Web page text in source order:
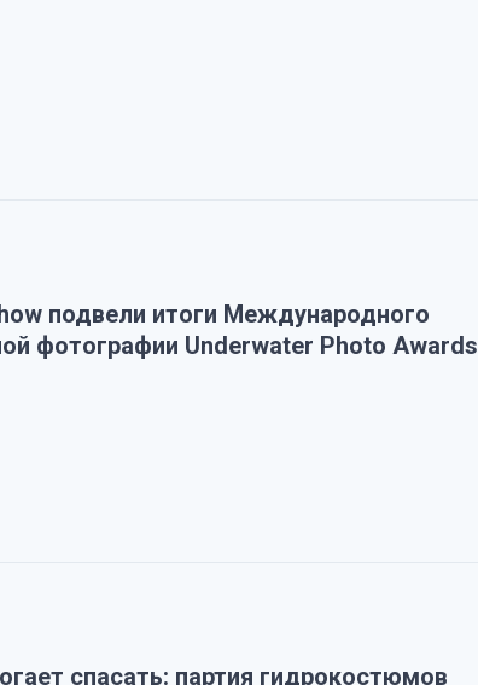
подвели итоги Международного
фотографии Underwater Photo Awards
спасать: партия гидрокостюмов